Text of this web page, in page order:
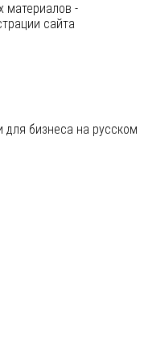
материалов -
сайта
бизнеса на русском